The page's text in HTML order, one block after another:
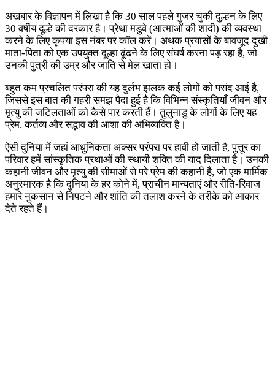
अखबार के विज्ञापन में लिखा है कि 30 साल पहले गुजर चुकी दुल्हन के लिए
30 वर्षीय दूल्हे की दरकार है। प्रेथा मडुवे (आत्माओं की शादी) की व्यवस्था
करने के लिए कृपया इस नंबर पर कॉल करें। अथक प्रयासों के बावजूद दुखी
माता-पिता को एक उपयुक्त दूल्हा ढूंढने के लिए संघर्ष करना पड़ रहा है, जो
उनकी पुत्री की उम्र और जाति से मेल खाता हो।
बहुत कम प्रचलित परंपरा की यह दुर्लभ झलक कई लोगों को पसंद आई है,
जिससे इस बात की गहरी समझ पैदा हुई है कि विभिन्न संस्कृतियाँ जीवन और
मृत्यु की जटिलताओं को कैसे पार करती हैं। तुलुनाडु के लोगों के लिए यह
प्रेम, कर्तव्य और सद्भाव की आशा की अभिव्यक्ति है।
ऐसी दुनिया में जहां आधुनिकता अक्सर परंपरा पर हावी हो जाती है, पुत्तूर का
परिवार हमें सांस्कृतिक प्रथाओं की स्थायी शक्ति की याद दिलाता है। उनकी
कहानी जीवन और मृत्यु की सीमाओं से परे प्रेम की कहानी है, जो एक मार्मिक
अनुस्मारक है कि दुनिया के हर कोने में, प्राचीन मान्यताएं और रीति-रिवाज
हमारे नुकसान से निपटने और शांति की तलाश करने के तरीके को आकार
देते रहते हैं।